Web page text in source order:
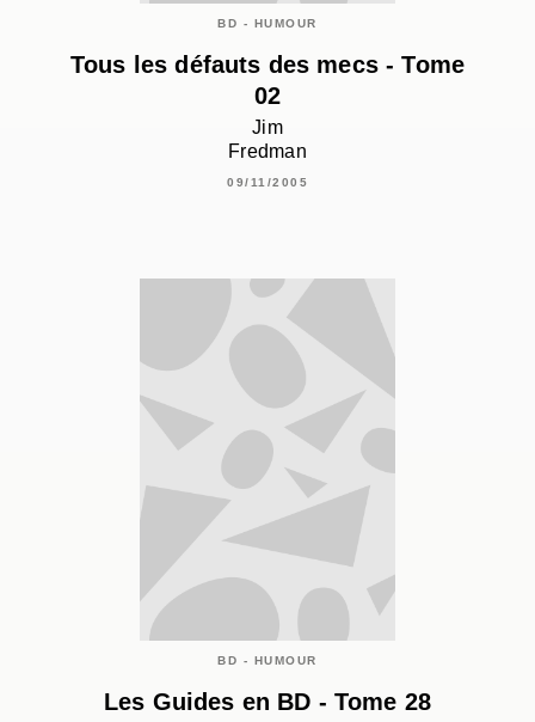
BD - HUMOUR
Tous les défauts des mecs - Tome
02
Jim
Fredman
09/11/2005
BD - HUMOUR
Les Guides en BD - Tome 28